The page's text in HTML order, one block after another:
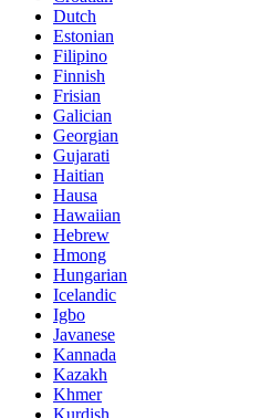
Dutch
Estonian
Filipino
Finnish
Frisian
Galician
Georgian
Gujarati
Haitian
Hausa
Hawaiian
Hebrew
Hmong
Hungarian
Icelandic
Igbo
Javanese
Kannada
Kazakh
Khmer